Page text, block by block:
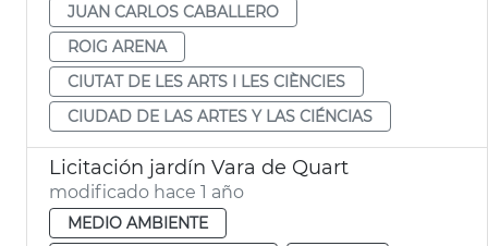
JUAN CARLOS CABALLERO
ROIG ARENA
CIUTAT DE LES ARTS I LES CIÈNCIES
CIUDAD DE LAS ARTES Y LAS CIÉNCIAS
Licitación jardín Vara de Quart
modificado hace 1 año
MEDIO AMBIENTE